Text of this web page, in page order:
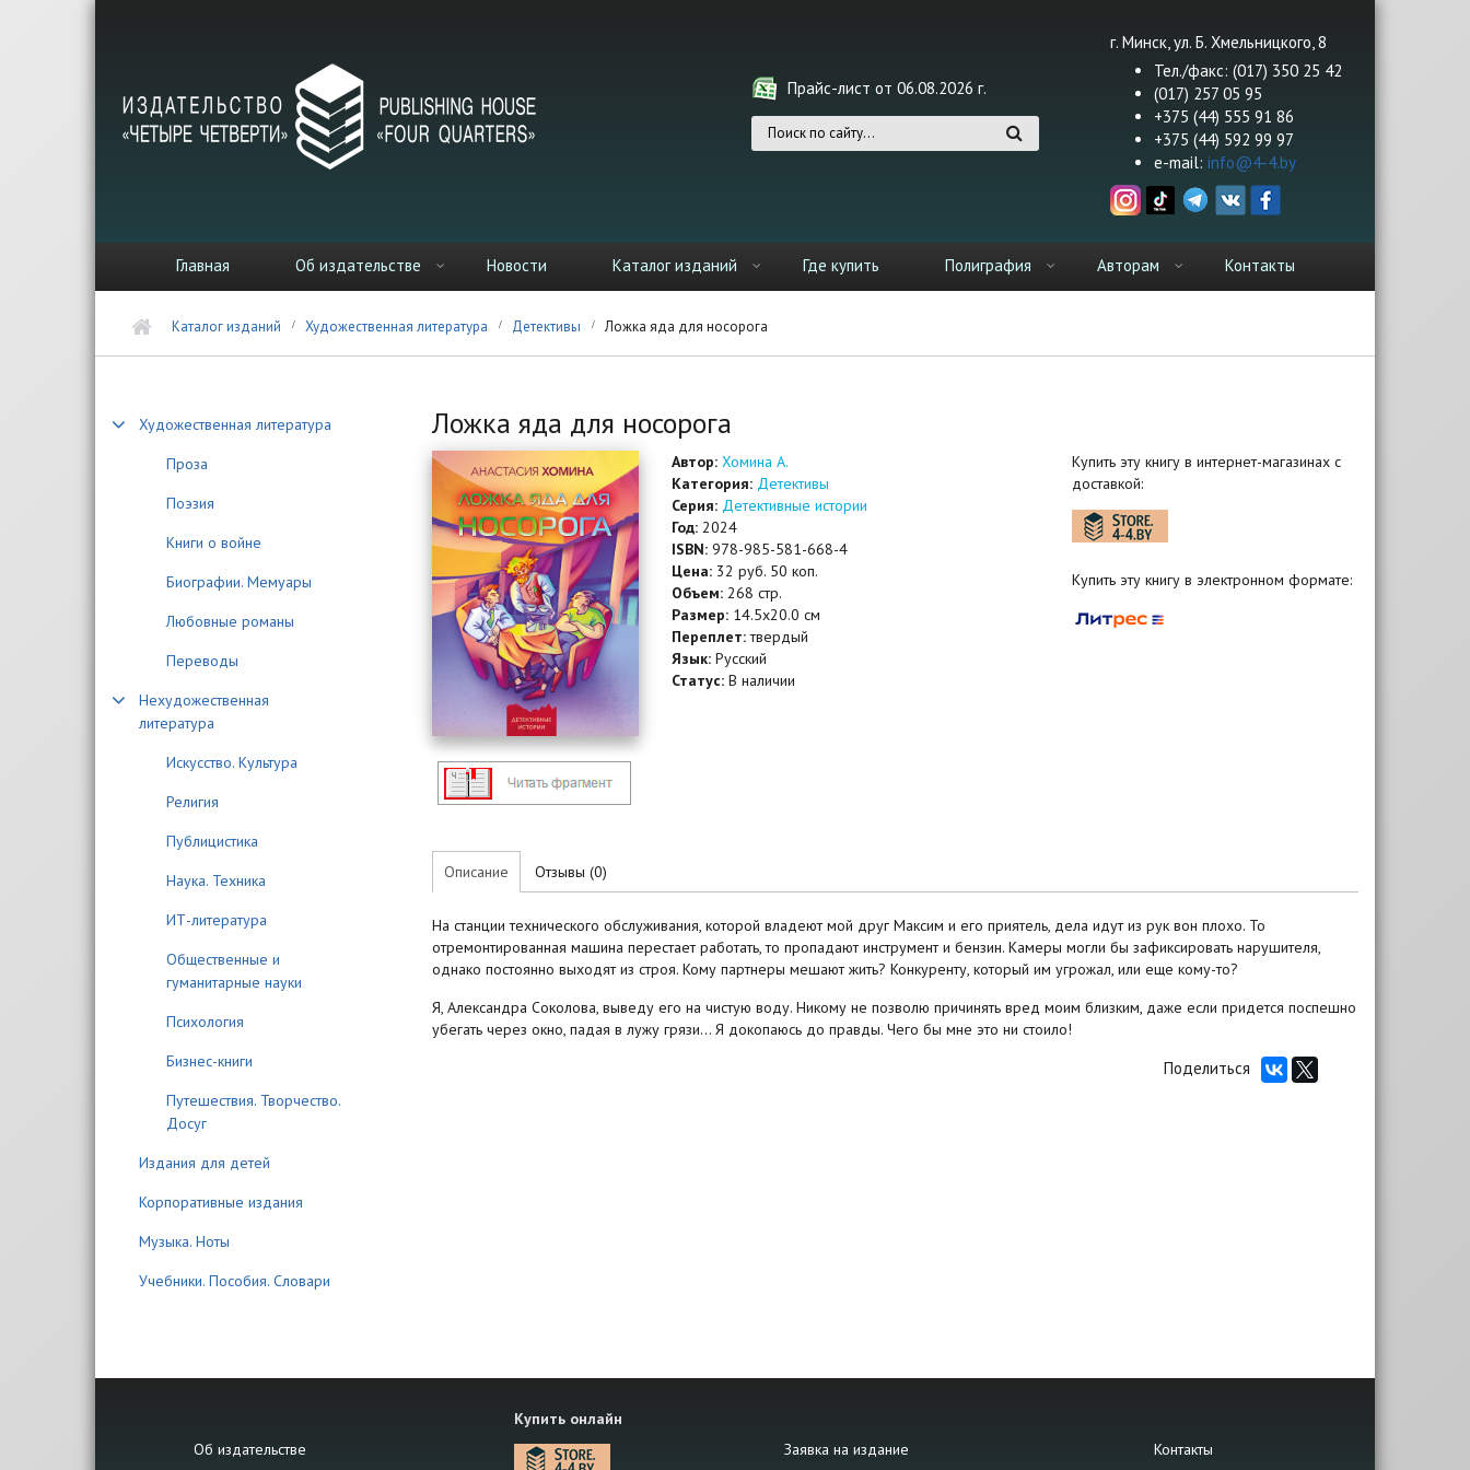
Прайс-лист от 06.08.2026 г.
Форма поиска
г. Минск, ул. Б. Хмельницкого, 8
Тел./факс: (017) 350 25 42
(017) 257 05 95
+375 (44) 555 91 86
+375 (44) 592 99 97
e-mail: info@4-4.by
Главная Об издательстве Новости Каталог изданий Где купить Полиграфия Авторам Контакты
Каталог изданий Художественная литература Детективы Ложка яда для носорога
Художественная литература
Проза
Поэзия
Книги о войне
Биографии. Мемуары
Любовные романы
Переводы
Нехудожественная
литература
Искусство. Культура
Религия
Публицистика
Наука. Техника
ИТ-литература
Общественные и
гуманитарные науки
Психология
Бизнес-книги
Путешествия. Творчество.
Досуг
Издания для детей
Корпоративные издания
Музыка. Ноты
Учебники. Пособия. Словари
Ложка яда для носорога
Автор: Хомина А.
Категория: Детективы
Серия: Детективные истории
Год: 2024
ISBN: 978-985-581-668-4
Цена: 32 руб. 50 коп.
Объем: 268 стр.
Размер: 14.5x20.0 см
Переплет:твердый
Язык: Русский
Статус: В наличии
Купить эту книгу в интернет-магазинах с
доставкой:
Купить эту книгу в электронном формате:
Описание Отзывы (0)
На станции технического обслуживания, которой владеют мой друг Максим и его приятель, дела идут из рук вон плохо. То
отремонтированная машина перестает работать, то пропадают инструмент и бензин. Камеры могли бы зафиксировать нарушителя,
однако постоянно выходят из строя. Кому партнеры мешают жить? Конкуренту, который им угрожал, или еще кому-то?
Я, Александра Соколова, выведу его на чистую воду. Никому не позволю причинять вред моим близким, даже если придется поспешно
убегать через окно, падая в лужу грязи... Я докопаюсь до правды. Чего бы мне это ни стоило!
Поделиться
Об издательстве
Купить онлайн
Заявка на издание
Контакты